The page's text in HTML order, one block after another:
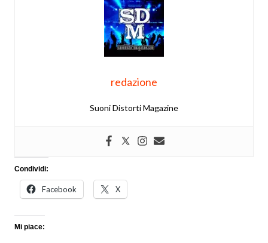
redazione
Suoni Distorti Magazine
Condividi:
Facebook X
Mi piace: